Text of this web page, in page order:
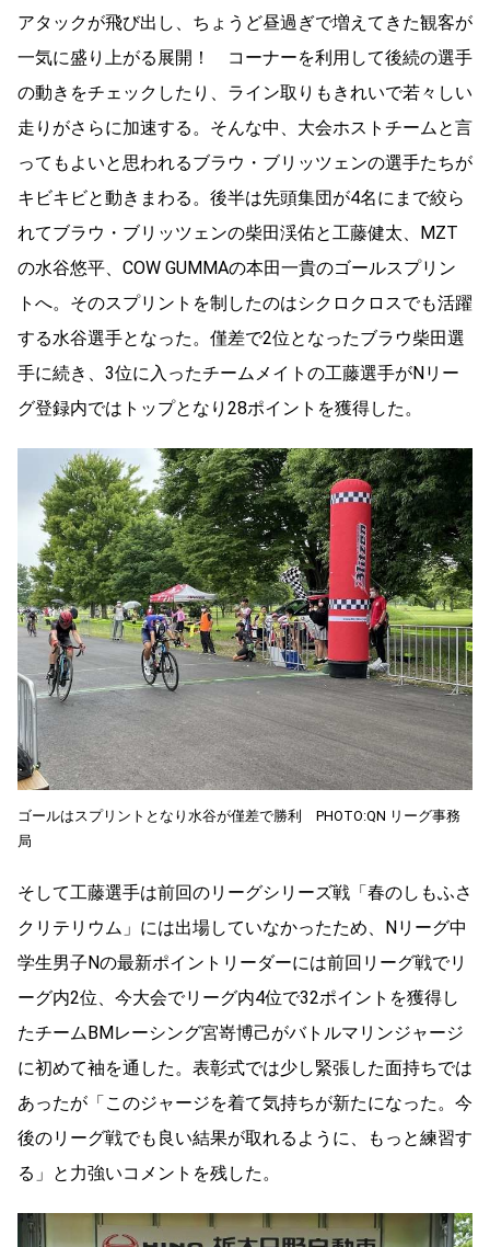
アタックが飛び出し、ちょうど昼過ぎで増えてきた観客が
一気に盛り上がる展開！ コーナーを利用して後続の選手
の動きをチェックしたり、ライン取りもきれいで若々しい
走りがさらに加速する。そんな中、大会ホストチームと言
ってもよいと思われるブラウ・ブリッツェンの選手たちが
キビキビと動きまわる。後半は先頭集団が4名にまで絞ら
れてブラウ・ブリッツェンの柴田渓佑と工藤健太、MZT
の水谷悠平、COW GUMMAの本田一貴のゴールスプリン
トへ。そのスプリントを制したのはシクロクロスでも活躍
する水谷選手となった。僅差で2位となったブラウ柴田選
手に続き、3位に入ったチームメイトの工藤選手がNリー
グ登録内ではトップとなり28ポイントを獲得した。
ゴールはスプリントとなり水谷が僅差で勝利 PHOTO:QN リーグ事務
局
そして工藤選手は前回のリーグシリーズ戦「春のしもふさ
クリテリウム」には出場していなかったため、Nリーグ中
学生男子Nの最新ポイントリーダーには前回リーグ戦でリ
ーグ内2位、今大会でリーグ内4位で32ポイントを獲得し
たチームBMレーシング宮嵜博己がバトルマリンジャージ
に初めて袖を通した。表彰式では少し緊張した面持ちでは
あったが「このジャージを着て気持ちが新たになった。今
後のリーグ戦でも良い結果が取れるように、もっと練習す
る」と力強いコメントを残した。